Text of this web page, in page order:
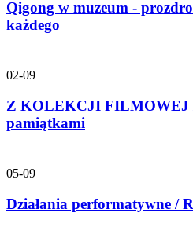
Qigong w muzeum -
każdego
02-09
Z KOLEKCJI FILMOWEJ /
pamiątkami
05-09
Działania performatywne /